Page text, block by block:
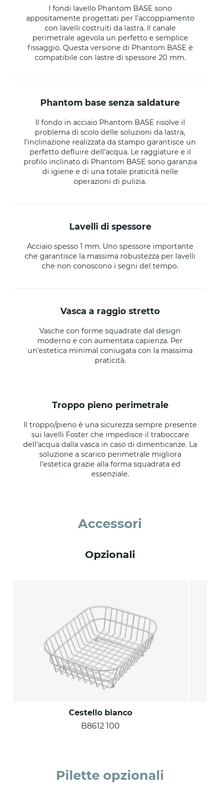
I fondi lavello Phantom BASE sono
appositamente progettati per l’accoppiamento
con lavelli costruiti da lastra. Il canale
perimetrale agevola un perfetto e semplice
fissaggio. Questa versione di Phantom BASE è
compatibile con lastre di spessore 20 mm.
phantom base senza saldature
Il fondo in acciaio Phantom BASE risolve il
problema di scolo delle soluzioni da lastra,
l’inclinazione realizzata da stampo garantisce un
perfetto defluire dell’acqua. Le raggiature e il
profilo inclinato di Phantom BASE sono garanzia
di igiene e di una totale praticità nelle
operazioni di pulizia.
lavelli di spessore
Acciaio spesso 1 mm. Uno spessore importante
che garantisce la massima robustezza per lavelli
che non conoscono i segni del tempo.
vasca a raggio stretto
Vasche con forme squadrate dal design
moderno e con aumentata capienza. Per
un'estetica minimal coniugata con la massima
praticità.
troppo pieno perimetrale
Il troppo/pieno è una sicurezza sempre presente
sui lavelli Foster che impedisce il traboccare
dell’acqua dalla vasca in caso di dimenticanze. La
soluzione a scarico perimetrale migliora
l’estetica grazie alla forma squadrata ed
essenziale.
Accessori
Opzionali
Cestello bianco
B8612 100
Pilette opzionali